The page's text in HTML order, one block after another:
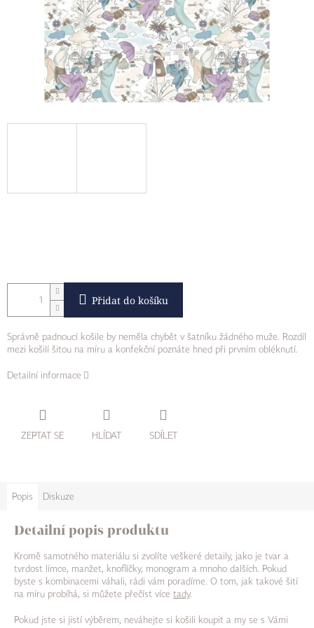
Přidat do košíku
Správně padnoucí košile by neměla chybět v šatníku žádného muže. Rozdíl
mezi košilí šitou na míru a konfekční poznáte hned při prvním obléknutí.
Detailní informace
ZEPTAT SE HLÍDAT SDÍLET
Popis Diskuze
Detailní popis produktu
Kromě samotného materiálu si zvolíte veškeré detaily, jako je tvar a
tvrdost límce, manžet, knoflíčky, monogram a mnoho dalších. Pokud
byste s kombinacemi váhali, rádi vám poradíme. O tom, jak takové šití
na míru probíhá, si můžete přečíst více tady.
Pokud jste si jistí výběrem, neváhejte si košili koupit a my se s Vámi